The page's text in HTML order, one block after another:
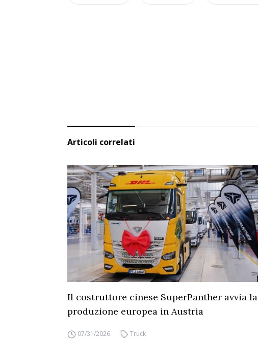
Articoli correlati
Il costruttore cinese SuperPanther avvia la
produzione europea in Austria
07/31/2026 Truck